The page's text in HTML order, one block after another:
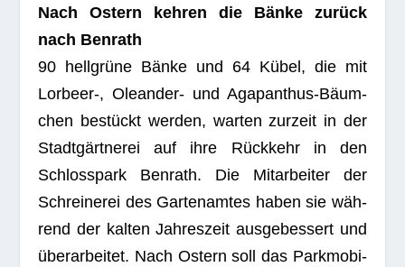
Nach Ostern keh­ren die Bänke zurück
nach Benrath
90 hell­grüne Bänke und 64 Kübel, die mit
Lorbeer‑, Ole­an­der- und Aga­pan­thus-Bäum­
chen bestückt wer­den, war­ten zur­zeit in der
Stadt­gärt­ne­rei auf ihre Rück­kehr in den
Schloss­park Ben­rath. Die Mit­ar­bei­ter der
Schrei­ne­rei des Gar­ten­am­tes haben sie wäh­
rend der kal­ten Jah­res­zeit aus­ge­bes­sert und
über­ar­bei­tet. Nach Ostern soll das Park­mo­bi­